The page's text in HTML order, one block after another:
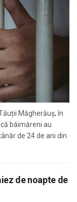
Măgherăuș, în
băimăreni au
de 24 de ani din
de noapte de